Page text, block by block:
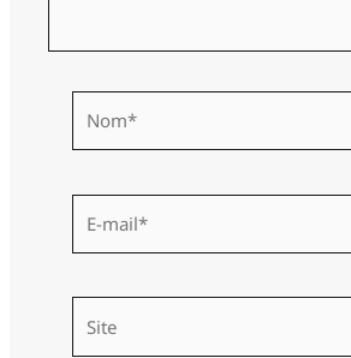
mail*